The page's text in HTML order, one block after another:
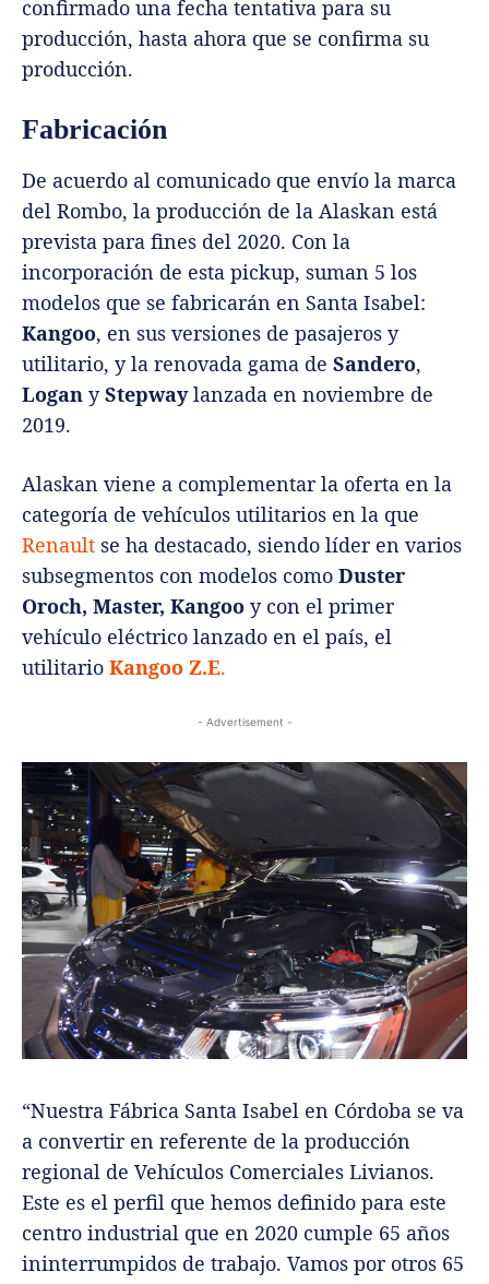
confirmado una fecha tentativa para su
producción, hasta ahora que se confirma su
producción.
Fabricación
De acuerdo al comunicado que envío la marca
del Rombo, la producción de la Alaskan está
prevista para fines del 2020. Con la
incorporación de esta pickup, suman 5 los
modelos que se fabricarán en Santa Isabel:
Kangoo, en sus versiones de pasajeros y
utilitario, y la renovada gama de Sandero,
Logan yStepwaylanzada en noviembre de
2019.
Alaskan viene a complementar la oferta en la
categoría de vehículos utilitarios en la que
Renault se ha destacado, siendo líder en varios
subsegmentos con modelos como Duster
Oroch, Master, Kangoo y con el primer
vehículo eléctrico lanzado en el país, el
utilitario Kangoo Z.E.
- Advertisement -
“Nuestra Fábrica Santa Isabel en Córdoba se va
a convertir en referente de la producción
regional de Vehículos Comerciales Livianos.
Este es el perfil que hemos definido para este
centro industrial que en 2020 cumple 65 años
ininterrumpidos de trabajo. Vamos por otros 65